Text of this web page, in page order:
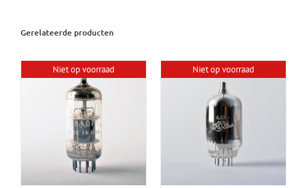
Gerelateerde producten
Niet op voorraad Niet op voorraad